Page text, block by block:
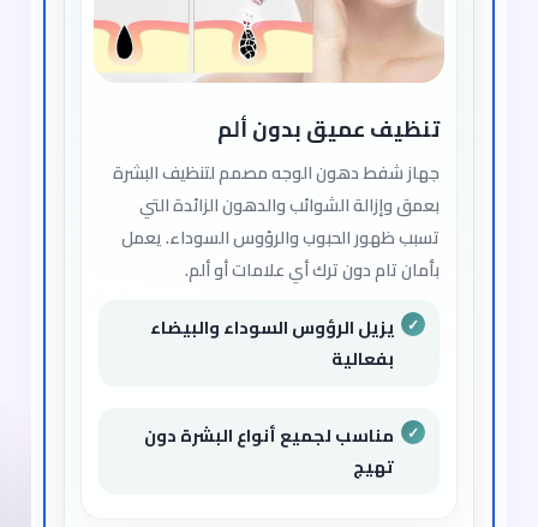
تنظيف عميق بدون ألم
جهاز شفط دهون الوجه مصمم لتنظيف البشرة
بعمق وإزالة الشوائب والدهون الزائدة التي
تسبب ظهور الحبوب والرؤوس السوداء. يعمل
بأمان تام دون ترك أي علامات أو ألم.
يزيل الرؤوس السوداء والبيضاء
بفعالية
مناسب لجميع أنواع البشرة دون
تهيج